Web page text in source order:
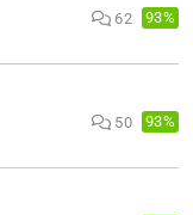
62 93%
50 93%